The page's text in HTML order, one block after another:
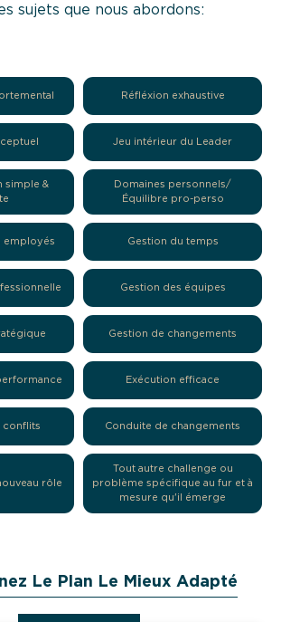
sujets que nous abordons:
Réfléxion exhaustive
Jeu intérieur du Leader
simple &
Domaines personnels/
Équilibre pro-perso
employés Gestion du temps
Gestion des équipes
Gestion de changements
Exécution efficace
conflits Conduite de changements
rôle
Tout autre challenge ou
problème spécifique au fur et à
mesure qu'il émerge
Le Plan Le Mieux Adapté